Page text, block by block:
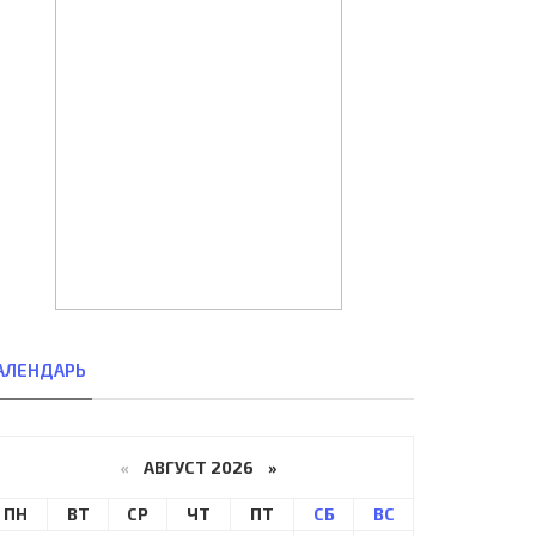
« АВГУСТ 2026 »
ПН ВТ СР ЧТ ПТ СБ ВС